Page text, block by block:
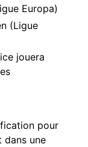
Europa)
(Ligue
jouera
pour
dans une